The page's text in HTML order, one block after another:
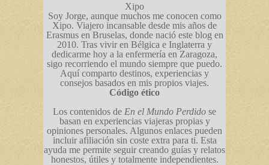
Xipo
Soy Jorge, aunque muchos me conocen como
Xipo. Viajero incansable desde mis años de
Erasmus en Bruselas, donde nació este blog en
2010. Tras vivir en Bélgica e Inglaterra y
dedicarme hoy a la enfermería en Zaragoza,
sigo recorriendo el mundo siempre que puedo.
Aquí comparto destinos, experiencias y
consejos basados en mis propios viajes.
Código ético
Los contenidos de En el Mundo Perdido se
basan en experiencias viajeras propias y
opiniones personales. Algunos enlaces pueden
incluir afiliación sin coste extra para ti. Esta
ayuda me permite seguir creando guías y relatos
honestos, útiles y totalmente independientes.